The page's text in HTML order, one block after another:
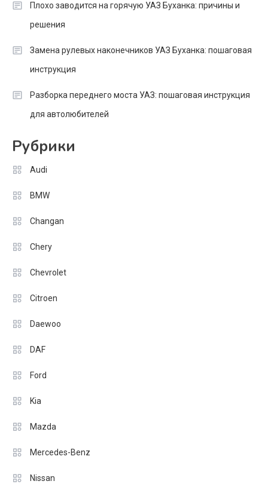
Плохо заводится на горячую УАЗ Буханка: причины и
решения
Замена рулевых наконечников УАЗ Буханка: пошаговая
инструкция
Разборка переднего моста УАЗ: пошаговая инструкция
для автолюбителей
Рубрики
Audi
BMW
Changan
Chery
Chevrolet
Citroen
Daewoo
DAF
Ford
Kia
Mazda
Mercedes-Benz
Nissan